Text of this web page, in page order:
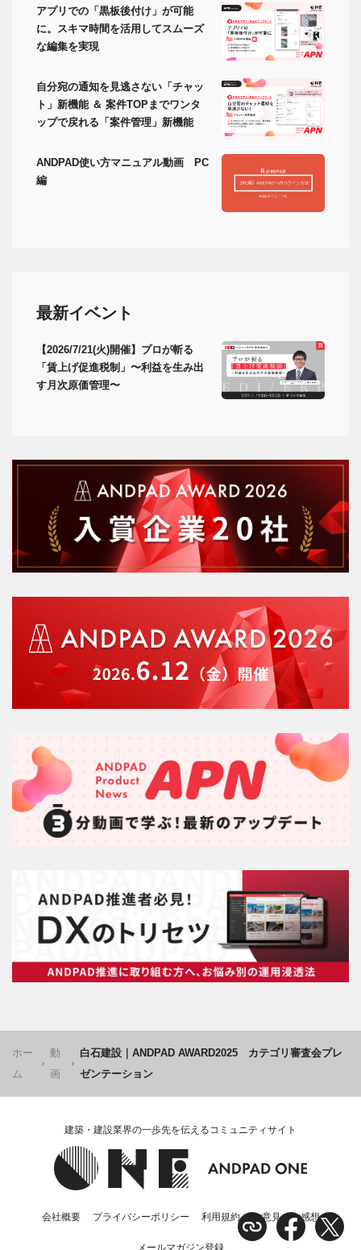
アプリでの「黒板後付け」が可能
に。スキマ時間を活用してスムーズ
な編集を実現
自分宛の通知を見逃さない「チャッ
ト」新機能 ＆ 案件TOPまでワンタ
ップで戻れる「案件管理」新機能
ANDPAD使い方マニュアル動画 PC
編
最新イベント
【2026/7/21(火)開催】プロが斬る
「賃上げ促進税制」〜利益を生み出
す月次原価管理〜
ホー
ム
動
画
白石建設｜ANDPAD AWARD2025 カテゴリ審査会プレ
ゼンテーション
建築・建設業界の一歩先を伝えるコミュニティサイト
会社概要 プライバシーポリシー 利用規約 ご意見・ご感想
メールマガジン登録